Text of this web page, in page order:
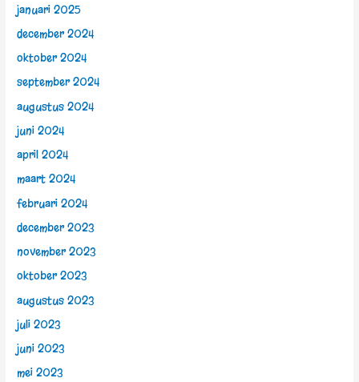
januari 2025
december 2024
oktober 2024
september 2024
augustus 2024
juni 2024
april 2024
maart 2024
februari 2024
december 2023
november 2023
oktober 2023
augustus 2023
juli 2023
juni 2023
mei 2023